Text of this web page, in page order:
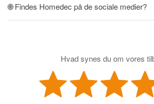
🌐 Findes Homedec på de sociale medier?
Hvad synes du om vores